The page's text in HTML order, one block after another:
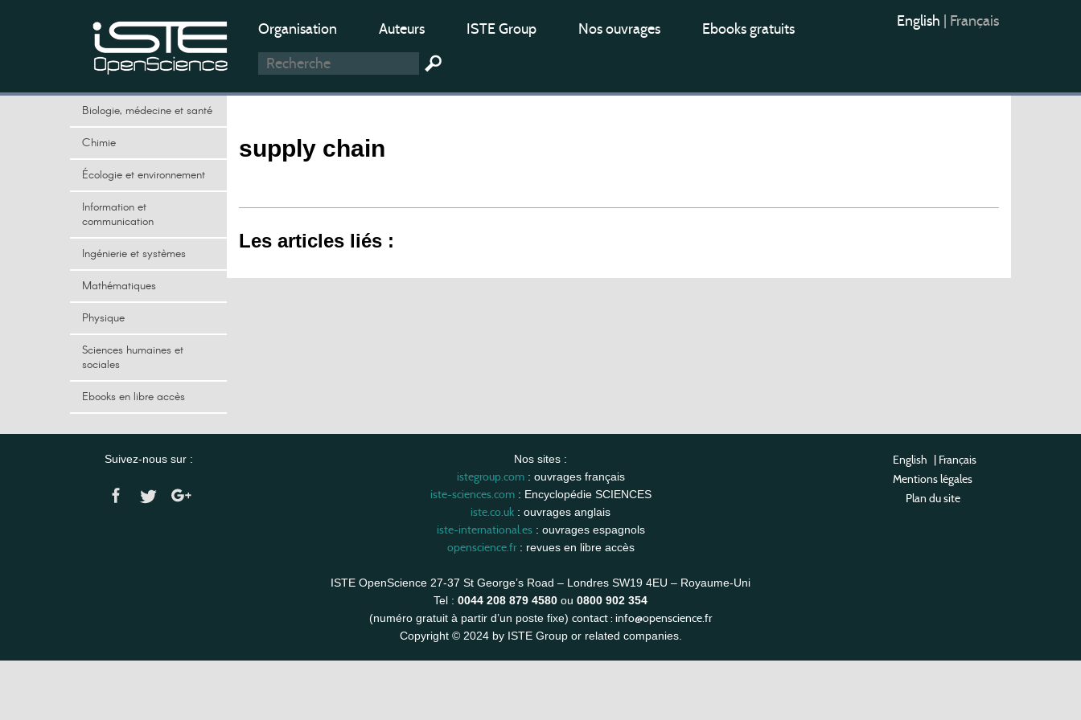
Organisation Auteurs ISTE Group Nos ouvrages Ebooks gratuits English Français
Biologie, médecine et santé
Chimie
Écologie et environnement
Information et
communication
Ingénierie et systèmes
Mathématiques
Physique
Sciences humaines et
sociales
Ebooks en libre accès
supply chain
Les articles liés :
Suivez-nous sur : Nos sites :
istegroup.com: ouvrages français
iste-sciences.com: Encyclopédie SCIENCES
iste.co.uk : ouvrages anglais
iste-international.es: ouvrages espagnols
openscience.fr: revues en libre accès
ISTE OpenScience 27-37 St George’s Road – Londres SW19 4EU – Royaume-Uni
Tel : 0044 208 879 4580 ou 0800 902 354
(numéro gratuit à partir d’un poste fixe) contact : info@openscience.fr
Copyright © 2024 by ISTE Group or related companies.
English | Français
Mentions légales
Plan du site